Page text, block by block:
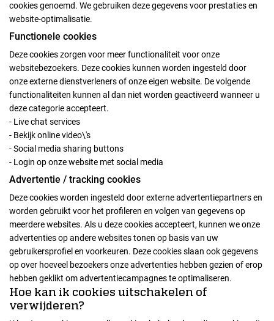
cookies genoemd. We gebruiken deze gegevens voor prestaties en
website-optimalisatie.
Functionele cookies
Deze cookies zorgen voor meer functionaliteit voor onze
websitebezoekers. Deze cookies kunnen worden ingesteld door
onze externe dienstverleners of onze eigen website. De volgende
functionaliteiten kunnen al dan niet worden geactiveerd wanneer u
deze categorie accepteert.
- Live chat services
- Bekijk online video\'s
- Social media sharing buttons
- Login op onze website met social media
Advertentie / tracking cookies
Deze cookies worden ingesteld door externe advertentiepartners en
worden gebruikt voor het profileren en volgen van gegevens op
meerdere websites. Als u deze cookies accepteert, kunnen we onze
advertenties op andere websites tonen op basis van uw
gebruikersprofiel en voorkeuren. Deze cookies slaan ook gegevens
op over hoeveel bezoekers onze advertenties hebben gezien of erop
hebben geklikt om advertentiecampagnes te optimaliseren.
Hoe kan ik cookies uitschakelen of
verwijderen?